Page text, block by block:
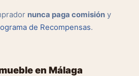
nunca paga comisión y
de Recompensas.
en Málaga